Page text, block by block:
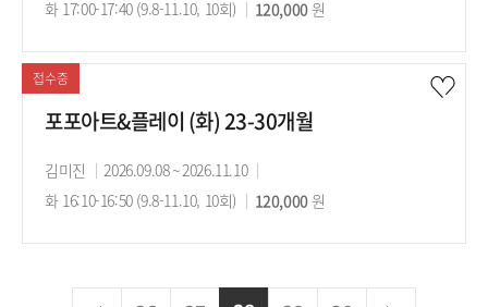
사
의
간
의
간
화 17:00-17:40 (9.8-11.10, 10회)
수
료
120,000원
접수중
포포아트&플레이 (화) 23-30개월
강
사
김미진
강
의
2026.09.08 ~ 2026.11.10
의
화 16:10-16:50 (9.8-11.10, 10회)
수
120,000원